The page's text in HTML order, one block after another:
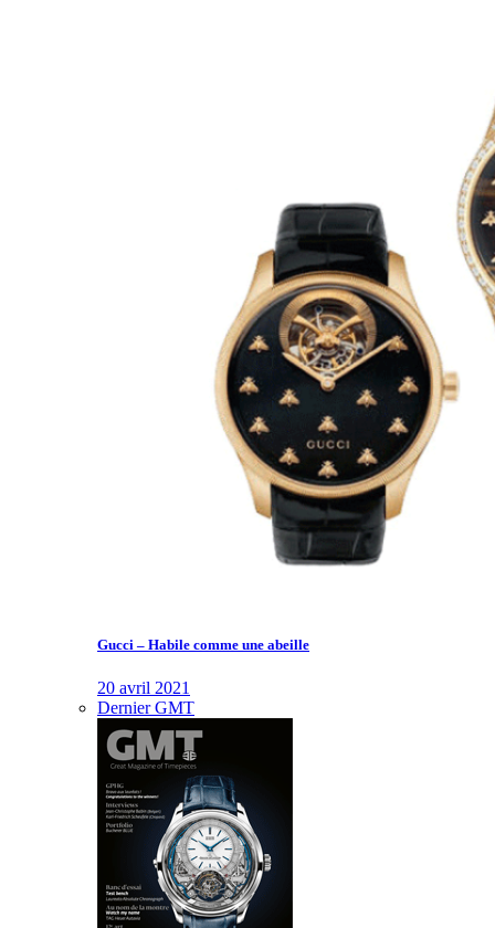
Gucci – Habile comme une abeille
20 avril 2021
Dernier GMT